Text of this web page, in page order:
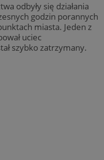
odbyły się działania
godzin porannych
miasta. Jeden z
uciec
szybko zatrzymany.